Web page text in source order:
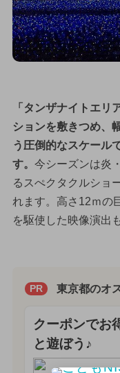
「タンザナイトエリ
ションを敷きつめ、
う圧倒的なスケール
す。 今シーズンは炎
るスぺクタクルショ
れます。高さ12ｍの
を駆使した映像演出
PR 東京都のオ
クーポンでお
と遊ぼう♪